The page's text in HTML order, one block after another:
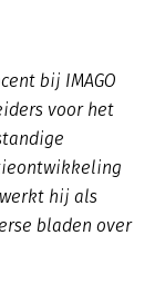
bij IMAGO
voor het
hij als
bladen over